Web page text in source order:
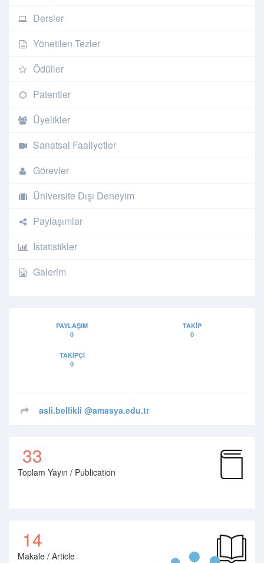
Dersler
Yönetilen Tezler
Ödüller
Patentler
Üyelikler
Sanatsal Faaliyetler
Görevler
Üniversite Dışı Deneyim
Paylaşımlar
Istatistikler
Galerim
PAYLAŞIM
0
TAKIP
0
TAKIPÇI
0
asli.bellikli @amasya.edu.tr
33
Toplam Yayın / Publication
14
Makale / Article